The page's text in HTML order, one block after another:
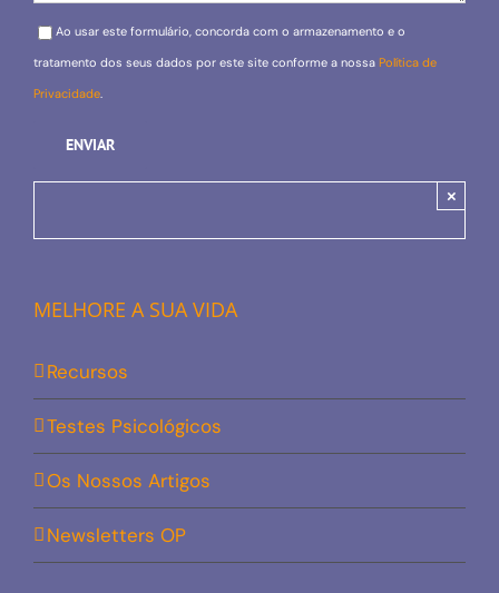
Please leave this field empty.
Ao usar este formulário, concorda com o armazenamento e o
tratamento dos seus dados por este site conforme a nossa Política de
Privacidade.
×
MELHORE A SUA VIDA
Recursos
Testes Psicológicos
Os Nossos Artigos
Newsletters OP